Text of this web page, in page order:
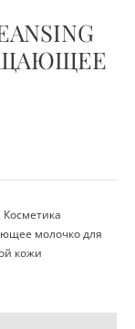
Косметика
молочко для
кожи